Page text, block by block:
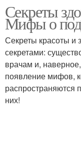
Секреты
Мифы о
Секреты красоты и
секретами:
врачам и,
появление мифов,
распространяются
них!